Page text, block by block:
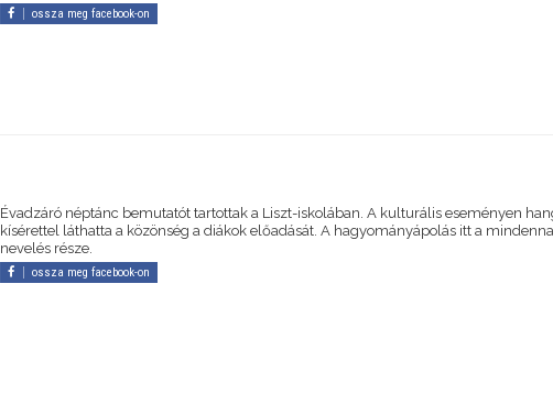
ossza meg facebook-on
Évadzáró néptánc bemutatót tartottak a Liszt-iskolában. A kulturális eseményen
kísérettel láthatta a közönség a diákok előadását. A hagyományápolás itt a
nevelés része.
ossza meg facebook-on